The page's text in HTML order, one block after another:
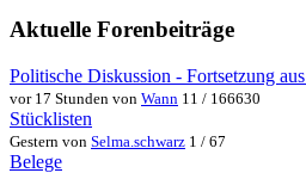
Aktuelle Forenbeiträge
Politische Diskussion - Fortsetzung
vor 17 Stunden von Wann 11 / 166630
Stücklisten
Gestern von Selma.schwarz 1 / 67
Belege